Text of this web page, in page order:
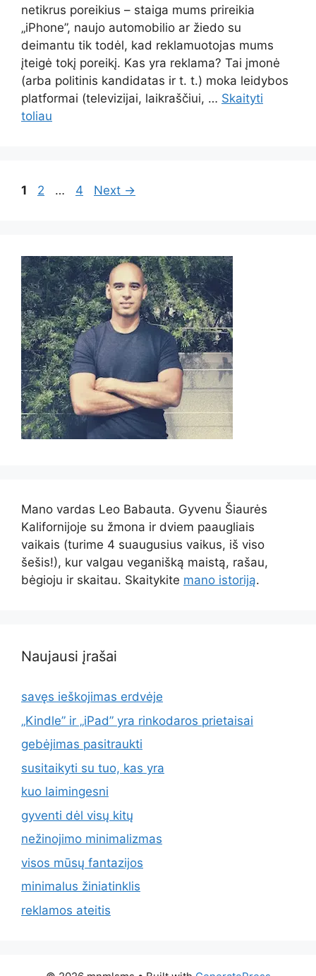
netikrus poreikius – staiga mums prireikia
„iPhone”, naujo automobilio ar žiedo su
deimantu tik todėl, kad reklamuotojas mums
įteigė tokį poreikį. Kas yra reklama? Tai įmonė
(arba politinis kandidatas ir t. t.) moka leidybos
platformai (televizijai, laikraščiui, … Skaityti
toliau
Page
1 Page
2 … Page
4 Next →
Mano vardas Leo Babauta. Gyvenu Šiaurės
Kalifornijoje su žmona ir dviem paaugliais
vaikais (turime 4 suaugusius vaikus, iš viso
šešis!), kur valgau veganišką maistą, rašau,
bėgioju ir skaitau. Skaitykite mano istoriją.
Naujausi įrašai
savęs ieškojimas erdvėje
„Kindle” ir „iPad” yra rinkodaros prietaisai
gebėjimas pasitraukti
susitaikyti su tuo, kas yra
kuo laimingesni
gyventi dėl visų kitų
nežinojimo minimalizmas
visos mūsų fantazijos
minimalus žiniatinklis
reklamos ateitis